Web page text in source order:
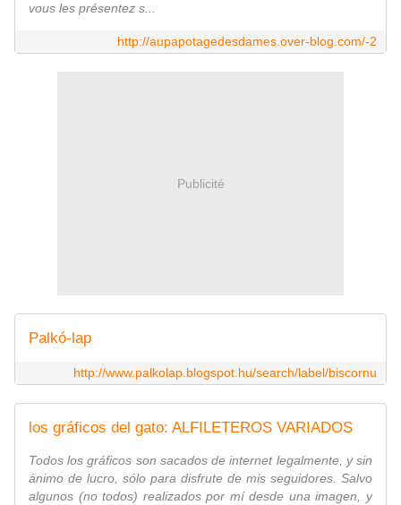
vous les présentez s...
http://aupapotagedesdames.over-blog.com/-2
Publicité
Palkó-lap
http://www.palkolap.blogspot.hu/search/label/biscornu
los gráficos del gato: ALFILETEROS VARIADOS
Todos los gráficos son sacados de internet legalmente, y sin
ánimo de lucro, sólo para disfrute de mis seguidores. Salvo
algunos (no todos) realizados por mí desde una imagen, y